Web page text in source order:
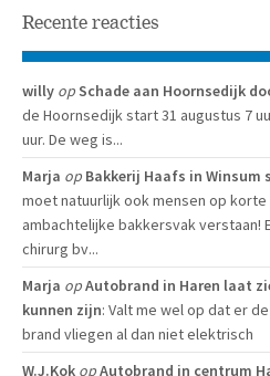
Recente reacties
willy opSchade aan Hoornsedijk
de Hoornsedijk start 31 augustus 7
uur. De weg is...
Marja op Bakkerij Haafs in
moet natuurlijk ook mensen op
ambachtelijke bakkersvak verstaan!
chirurg bv...
Marja opAutobrand in Haren laat
kunnen zijn: Valt me wel op dat er
brand vliegen al dan niet elektrisch
W.J.Kok opAutobrand in centrum